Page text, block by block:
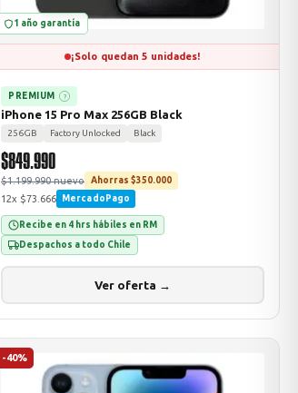
1 año garantía
¡Solo quedan 5 unidades!
PREMIUM ?
iPhone 15 Pro Max 256GB Black
256GB Factory Unlocked Black
$849.990
$1.199.990 nuevo Ahorras $350.000
12x $73.666 MercadoPago
Recibe en 4 hrs hábiles en RM
Despachos a todo Chile
Ver oferta →
-40%